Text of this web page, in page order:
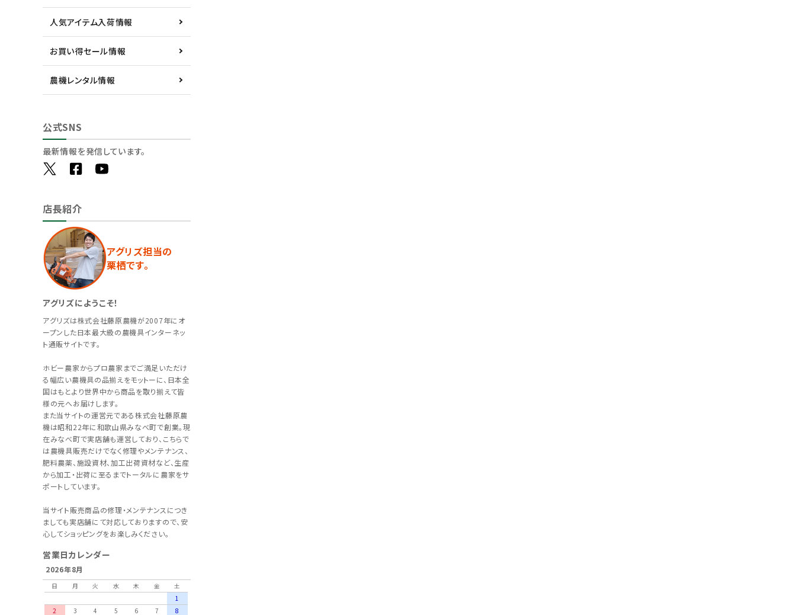
人気アイテム入荷情報
お買い得セール情報
農機レンタル情報
公式SNS
最新情報を発信しています。
店長紹介
アグリズ担当の
栗栖です。
アグリズにようこそ！
アグリズは株式会社藤原農機が2007年にオ
ープンした日本最大級の農機具インターネッ
ト通販サイトです。
ホビー農家からプロ農家までご満足いただけ
る幅広い農機具の品揃えをモットーに、日本全
国はもとより世界中から商品を取り揃えて皆
様の元へお届けします。
また当サイトの運営元である株式会社藤原農
機は昭和22年に和歌山県みなべ町で創業。現
在みなべ町で実店舗も運営しており、こちらで
は農機具販売だけでなく修理やメンテナンス、
肥料農薬、施設資材、加工出荷資材など、生産
から加工・出荷に至るまでトータルに農家をサ
ポートしています。
当サイト販売商品の修理・メンテナンスにつき
ましても実店舗にて対応しておりますので、安
心してショッピングをお楽しみください。
営業日カレンダー
2026年8月
日 月 火 水 木 金
土
1
2
3 4 5 6 7 8